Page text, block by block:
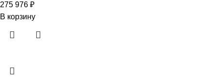
275 976 ₽
В корзину